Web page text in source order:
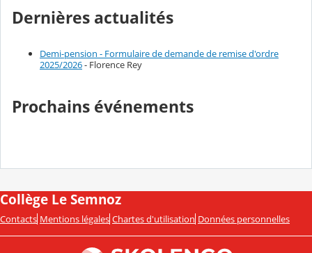
Dernières actualités
Demi-pension - Formulaire de demande de remise d'ordre
2025/2026- Florence Rey
Prochains événements
Collège Le Semnoz
Contacts Mentions légales Chartes d'utilisation Données personnelles